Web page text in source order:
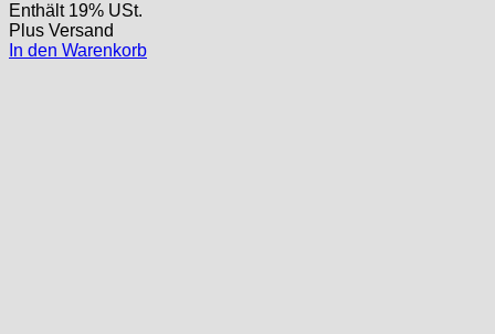
Enthält 19% USt.
Plus Versand
In den Warenkorb